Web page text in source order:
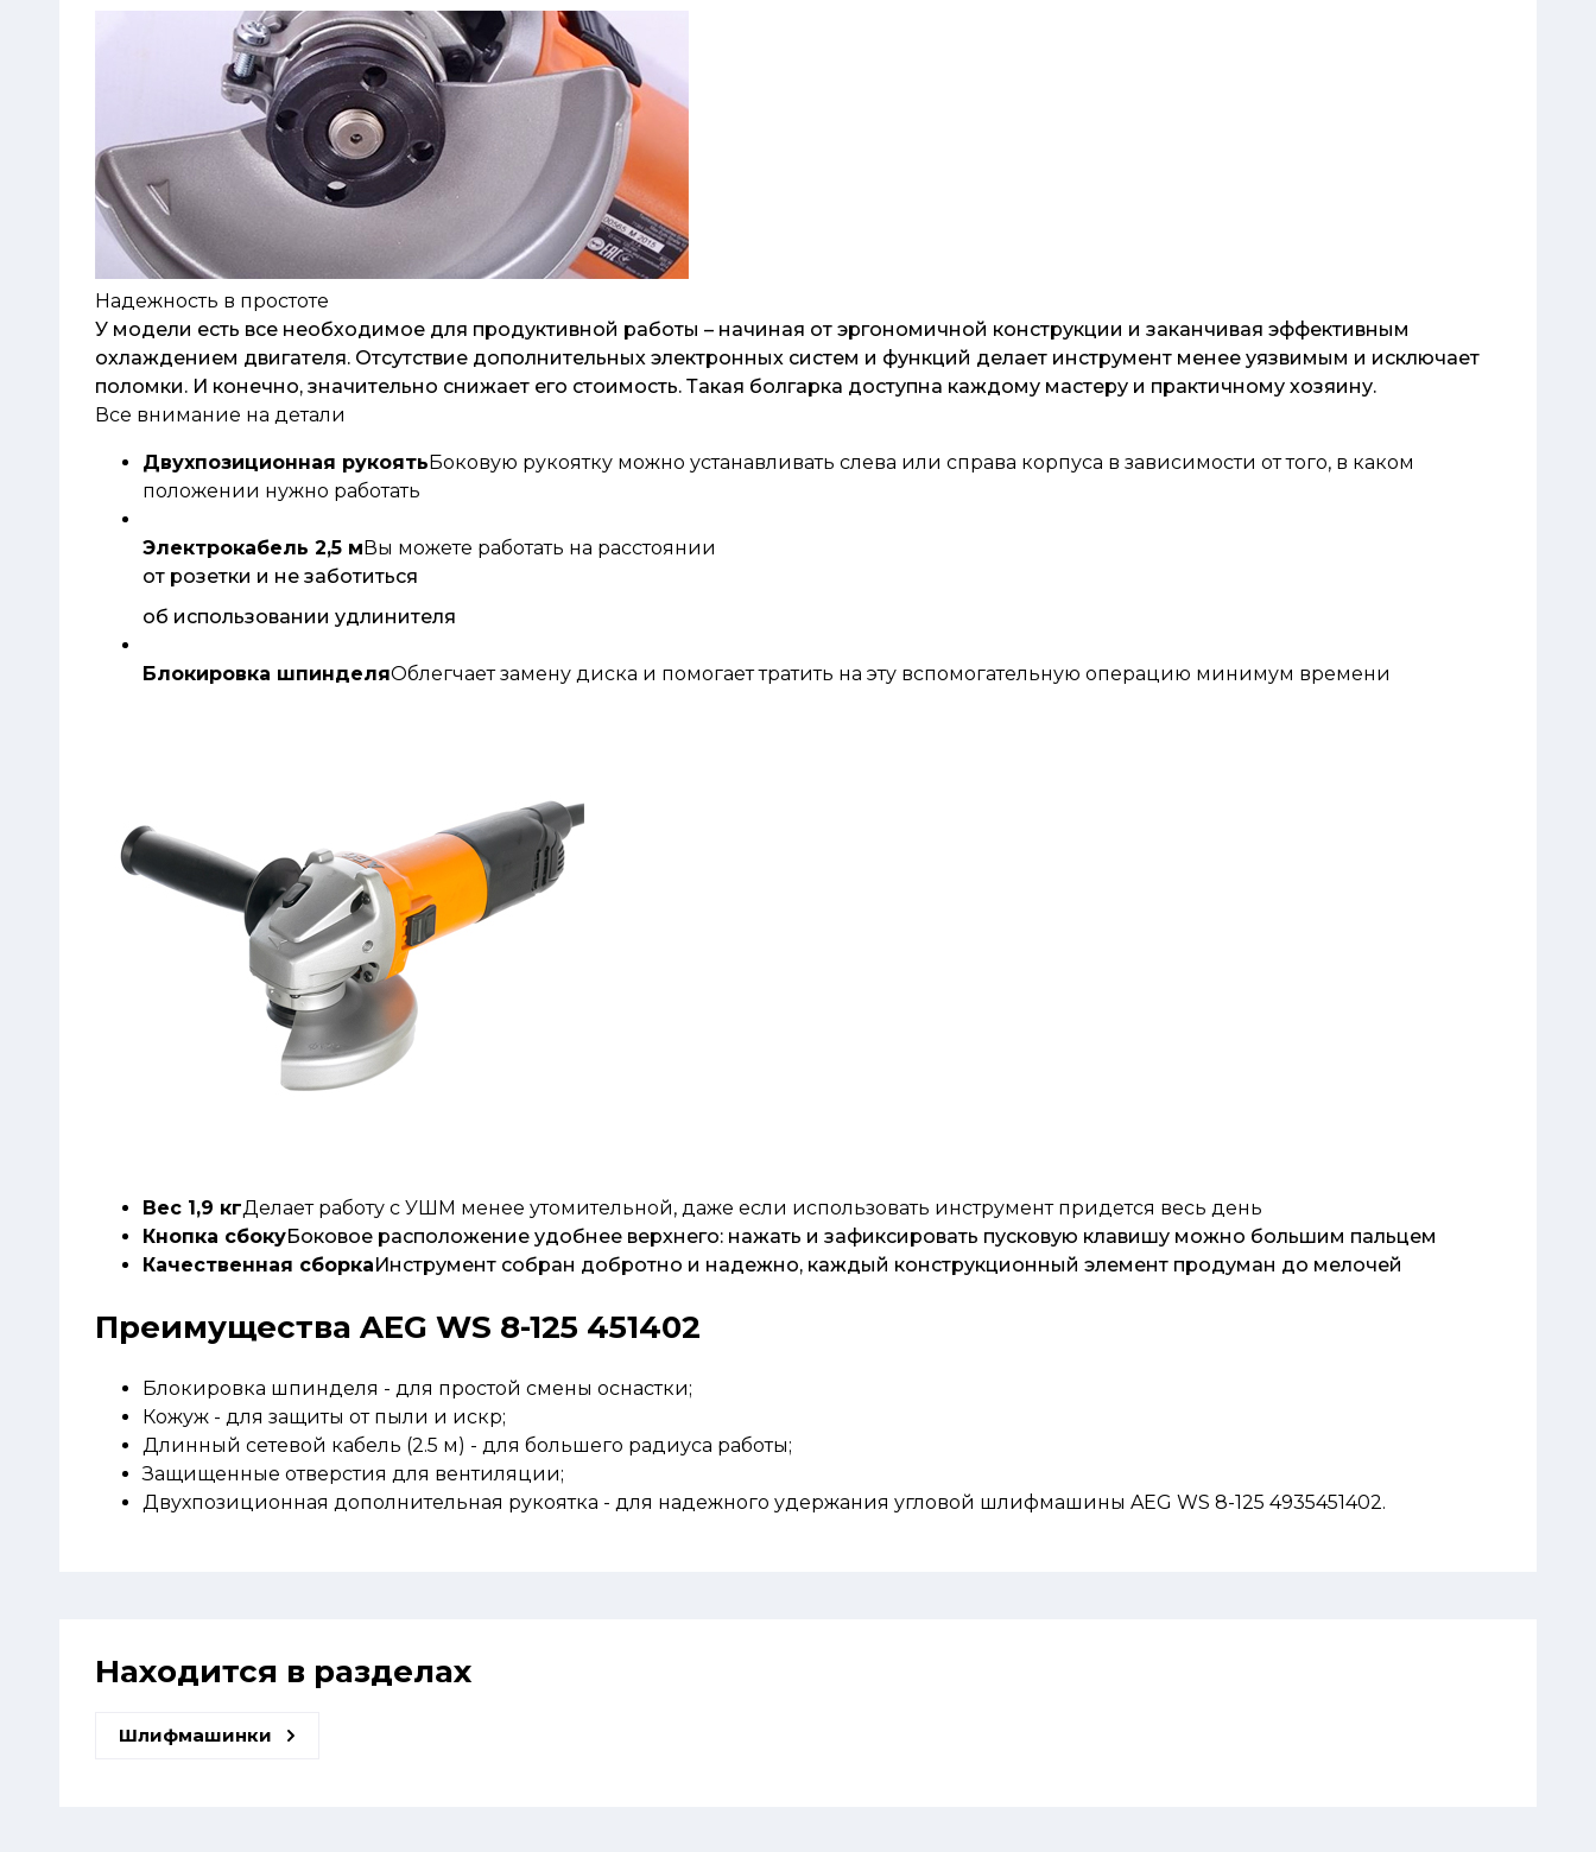
Надежность в простоте
У модели есть все необходимое для продуктивной работы – начиная от эргономичной конструкции и заканчивая эффективным
охлаждением двигателя. Отсутствие дополнительных электронных систем и функций делает инструмент менее уязвимым и исключает
поломки. И конечно, значительно снижает его стоимость. Такая болгарка доступна каждому мастеру и практичному хозяину.
Все внимание на детали
Двухпозиционная рукоятьБоковую рукоятку можно устанавливать слева или справа корпуса в зависимости от того, в каком
положении нужно работать
Электрокабель 2,5 мВы можете работать на расстоянии
от розетки и не заботиться
об использовании удлинителя
Блокировка шпинделяОблегчает замену диска и помогает тратить на эту вспомогательную операцию минимум времени
Вес 1,9 кгДелает работу с УШМ менее утомительной, даже если использовать инструмент придется весь день
Кнопка сбокуБоковое расположение удобнее верхнего: нажать и зафиксировать пусковую клавишу можно большим пальцем
Качественная сборкаИнструмент собран добротно и надежно, каждый конструкционный элемент продуман до мелочей
Преимущества AEG WS 8-125 451402
Блокировка шпинделя - для простой смены оснастки;
Кожуж - для защиты от пыли и искр;
Длинный сетевой кабель (2.5 м) - для большего радиуса работы;
Защищенные отверстия для вентиляции;
Двухпозиционная дополнительная рукоятка - для надежного удержания угловой шлифмашины AEG WS 8-125 4935451402.
Находится в разделах
Шлифмашинки